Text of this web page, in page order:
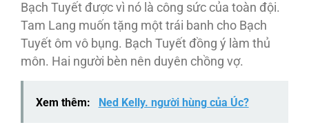
Bạch Tuyết được vì nó là công sức của toàn đội.
Tam Lang muốn tặng một trái banh cho Bạch
Tuyết ôm vô bụng. Bạch Tuyết đồng ý làm thủ
môn. Hai người bèn nên duyên chồng vợ.
Xem thêm: Ned Kelly. người hùng của Úc?